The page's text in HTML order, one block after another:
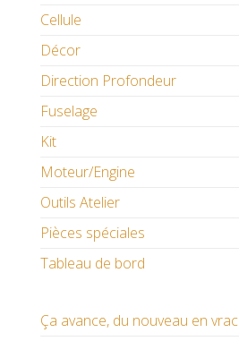
Cellule
Décor
Direction Profondeur
Fuselage
Kit
Moteur/Engine
Outils Atelier
Pièces spéciales
Tableau de bord
Ça avance, du nouveau en vrac